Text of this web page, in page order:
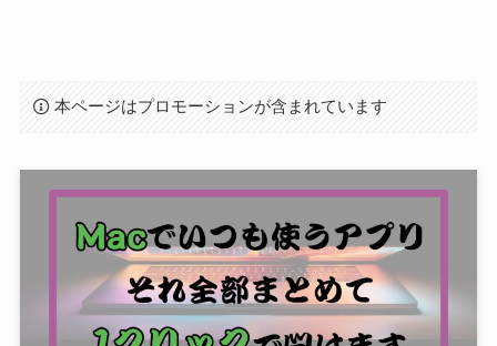
本ページはプロモーションが含まれています